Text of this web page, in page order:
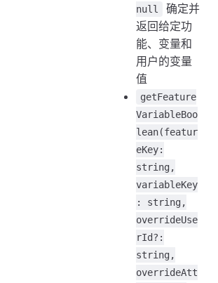
null
确定并
返回给定功
能、变量和
用户的变量
值
getFeature
VariableBoo
lean(featur
eKey:
string,
variableKey
: string,
overrideUse
rId?:
string,
overrideAtt